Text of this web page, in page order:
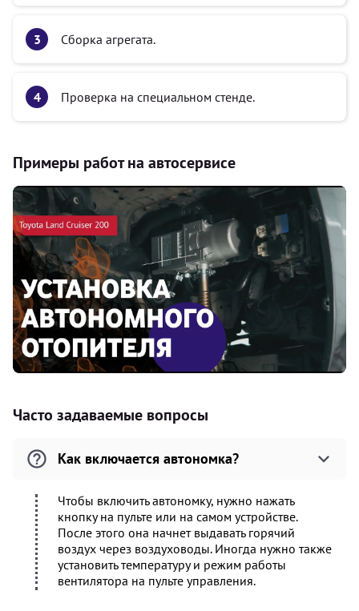
Сборка агрегата.
Проверка на специальном стенде.
Примеры работ на автосервисе
Часто задаваемые вопросы
Как включается автономка?
Чтобы включить автономку, нужно нажать
кнопку на пульте или на самом устройстве.
После этого она начнет выдавать горячий
воздух через воздуховоды. Иногда нужно также
установить температуру и режим работы
вентилятора на пульте управления.